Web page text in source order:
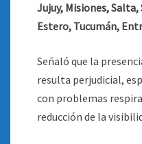
Jujuy, Misiones,
Estero, Tucumán,
Señaló que la
resulta perjudicial,
con problemas
reducción de la